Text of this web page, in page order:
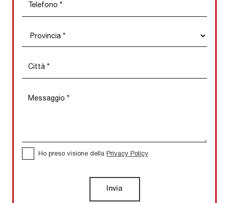
Ho preso visione della Privacy Policy
Invia